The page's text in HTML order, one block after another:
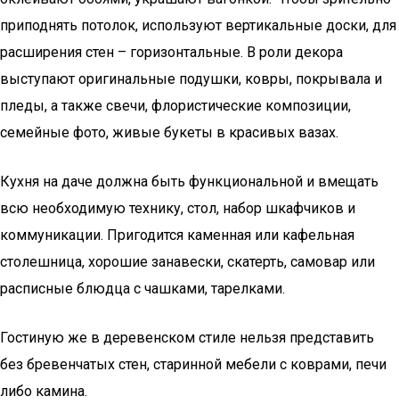
приподнять потолок, используют вертикальные доски, для
расширения стен – горизонтальные. В роли декора
выступают оригинальные подушки, ковры, покрывала и
пледы, а также свечи, флористические композиции,
семейные фото, живые букеты в красивых вазах.
Кухня на даче должна быть функциональной и вмещать
всю необходимую технику, стол, набор шкафчиков и
коммуникации. Пригодится каменная или кафельная
столешница, хорошие занавески, скатерть, самовар или
расписные блюдца с чашками, тарелками.
Гостиную же в деревенском стиле нельзя представить
без бревенчатых стен, старинной мебели с коврами, печи
либо камина.